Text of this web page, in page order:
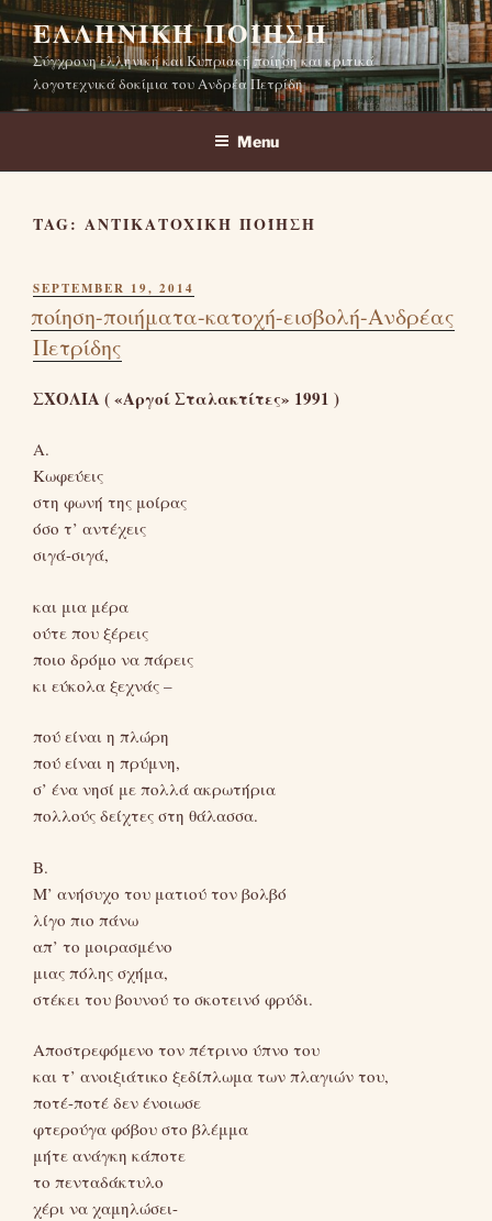
Skip
to
content
ΕΛΛΗΝΙΚΉ ΠΟΊΗΣΗ
Σύγχρονη ελληνική και Κυπριακή ποίηση και κριτικά
λογοτεχνικά δοκίμια του Ανδρέα Πετρίδη
Menu
TAG: ΑΝΤΙΚΑΤΟΧΙΚΉ ΠΟΊΗΣΗ
POSTED
SEPTEMBER 19, 2014
ποίηση-ποιήματα-κατοχή-εισβολή-Ανδρέας
Πετρίδης
ΣΧΟΛΙΑ ( «Αργοί Σταλακτίτες» 1991 )
Α.
Κωφεύεις
στη φωνή της μοίρας
όσο τ’ αντέχεις
σιγά-σιγά,
και μια μέρα
ούτε που ξέρεις
ποιο δρόμο να πάρεις
κι εύκολα ξεχνάς –
πού είναι η πλώρη
πού είναι η πρύμνη,
σ’ ένα νησί με πολλά ακρωτήρια
πολλούς δείχτες στη θάλασσα.
B.
Μ’ ανήσυχο του ματιού τον βολβό
λίγο πιο πάνω
απ’ το μοιρασμένο
μιας πόλης σχήμα,
στέκει του βουνού το σκοτεινό φρύδι.
Αποστρεφόμενο τον πέτρινο ύπνο του
και τ’ ανοιξιάτικο ξεδίπλωμα των πλαγιών του,
ποτέ-ποτέ δεν ένοιωσε
φτερούγα φόβου στο βλέμμα
μήτε ανάγκη κάποτε
το πενταδάκτυλο
χέρι να χαμηλώσει-